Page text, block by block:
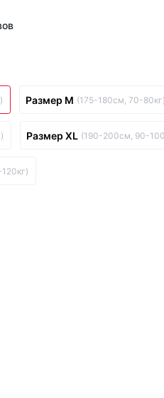
Размер M (175-180см, 70-80кг)
Размер XL (190-200см, 90-